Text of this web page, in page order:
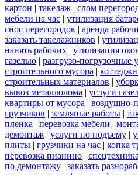
картон | такелаж | слом
мебели на час | утилизация
снос перегородок | аренда
заказать такелажников |
нанять рабочих | утилизация
газелью | разгрузо-погрузочные
строительного мусора |
строительных материалов |
вывоз металлолома | услуги
квартиры от мусора | воздушно-
грузчиков | земляные работы |
пленка | перевозка мебели |
демонтаж | услуги по подъему |
плиты | грузчики на час | копка
перевозка пианино | спецтехника
по демонтажу | заказать